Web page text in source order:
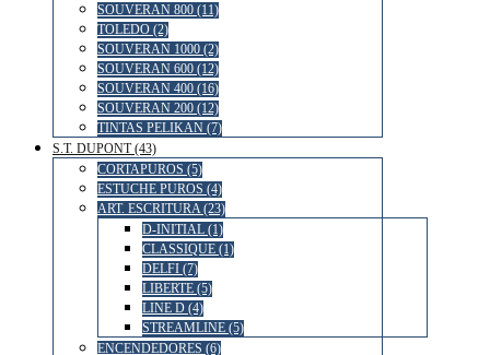
SOUVERAN 800 (11)
TOLEDO (2)
SOUVERAN 1000 (2)
SOUVERAN 600 (12)
SOUVERAN 400 (16)
SOUVERAN 200 (12)
TINTAS PELIKAN (7)
S.T. DUPONT (43)
CORTAPUROS (5)
ESTUCHE PUROS (4)
ART. ESCRITURA (23)
D-INITIAL (1)
CLASSIQUE (1)
DELFI (7)
LIBERTE (5)
LINE D (4)
STREAMLINE (5)
ENCENDEDORES (6)